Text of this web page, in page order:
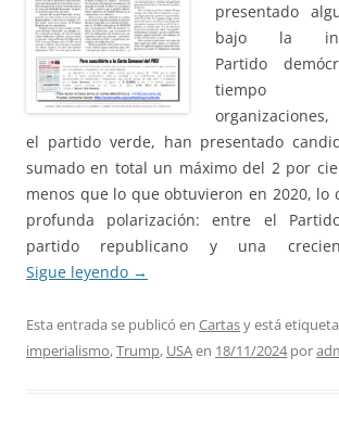
presentado
bajo la
Partido
tiempo
el partido verde, han presentado
sumado en total un máximo del 2 por
menos que lo que obtuvieron en 2020, lo
profunda polarización: entre el
partido republicano y una
Sigue leyendo →
Esta entrada se publicó en Cartasy está
imperialismo,Trump, USAen 18/11/2024por